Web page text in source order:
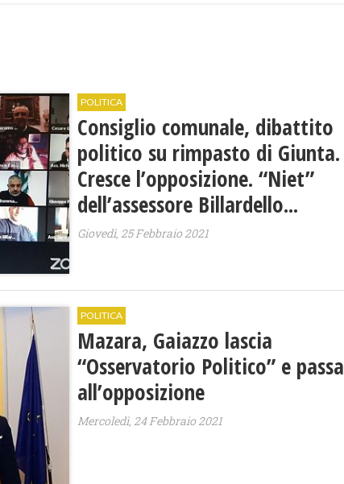
POLITICA
Consiglio comunale, dibattito
politico su rimpasto di Giunta.
Cresce l’opposizione. “Niet”
dell’assessore Billardello...
Giovedì, 25 Febbraio 2021
POLITICA
Mazara, Gaiazzo lascia
“Osservatorio Politico” e passa
all’opposizione
Mercoledì, 24 Febbraio 2021